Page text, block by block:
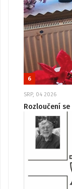
6
SRP, 04 2026
Rozloučení